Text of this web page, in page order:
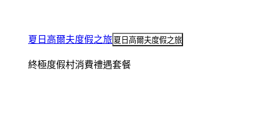
夏日高爾夫度假之旅 夏日高爾夫度假之旅
終極度假村消費禮遇套餐